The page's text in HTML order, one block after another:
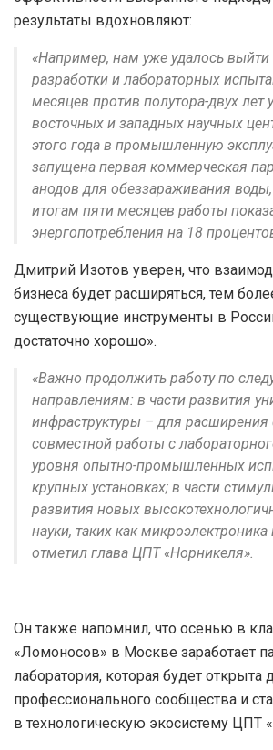
результаты вдохновляют:
«Например, нам уже удалось выйти
разработки и лабораторных
месяцев против полутора-двух лет
восточных и западных научных
этого года в промышленную
запущена первая коммерческая
анодов для обеззараживания
итогам пяти месяцев работы
энергопотребления на 18
Дмитрий Изотов уверен, что
бизнеса будет расширяться, тем
существующие инструменты в
достаточно хорошо».
«Важно продолжить работу по
направлениям: в части развития
инфраструктуры – для расширения
совместной работы с
уровня опытно-промышленных
крупных установках; в части
развития новых
науки, таких как микроэлектроника
отметил глава ЦПТ «Норникеля».
Он также напомнил, что осенью в
«Ломоносов» в Москве заработает
лаборатория, которая будет открыта
профессионального сообщества и
в технологическую экосистему ЦПТ